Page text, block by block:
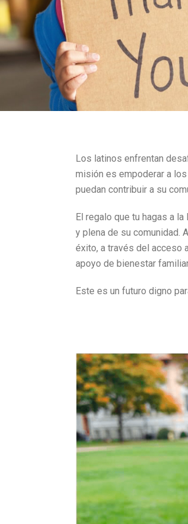
Los latinos enfrentan
misión es empoderar a
puedan contribuir a su
El regalo que tu hagas a
y plena de su comunidad.
éxito, a través del acceso
apoyo de bienestar
Este es un futuro digno